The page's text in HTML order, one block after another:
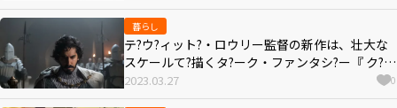
暮らし
テ?ウ?ィット?・ロウリー監督の新作は、壮大な
スケールて?描くタ?ーク・ファンタシ?ー『 ク?リ
ーン・ナイト』
2023.03.27 0